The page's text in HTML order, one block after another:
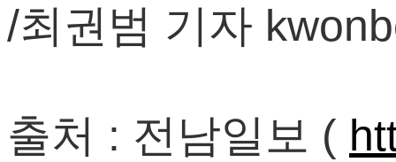
/최권범 기자
출처 : 전남일보 (